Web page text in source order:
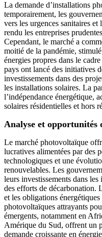
La demande d’installations
temporairement, les
vers les urgences sanitaires
rendu les entreprises
Cependant, le marché a
moitié de la pandémie,
énergies propres dans le
pays ont lancé des initiatives
investissements dans des
les installations solaires. La
l’indépendance énergétique,
solaires résidentielles et hors
Analyse et opportunités
Le marché photovoltaïque
lucratives alimentées par des
technologiques et une
renouvelables. Les
leurs investissements dans
des efforts de décarbonation.
et les obligations
photovoltaïques attrayants
émergents, notamment en
Amérique du Sud, offrent un
demande croissante en